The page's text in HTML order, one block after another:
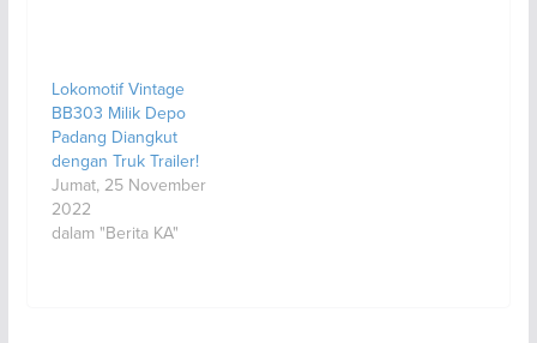
Lokomotif Vintage
BB303 Milik Depo
Padang Diangkut
dengan Truk Trailer!
Jumat, 25 November
2022
dalam "Berita KA"